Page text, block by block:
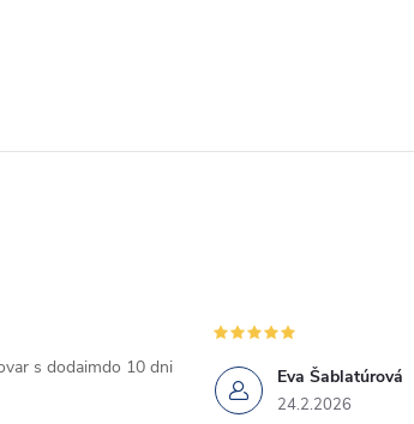
s dodaimdo 10 dni
Eva Šablatúrová
24.2.2026